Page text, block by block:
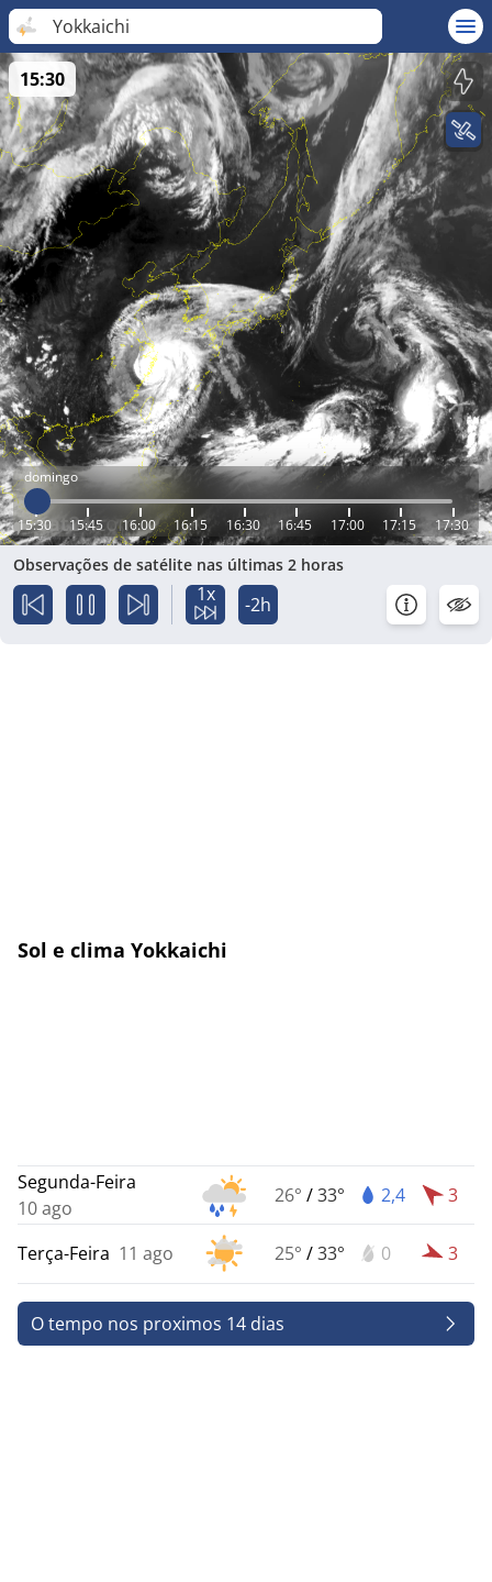
Yokkaichi
domingo
15:30 15:45 16:00 16:15 16:30 16:45 17:00 17:15 17:30
15:30
Observações de satélite nas últimas 2 horas
1x -2h
Sol e clima Yokkaichi
Segunda-Feira
10 ago
26° /33° 2,4 3
Terça-Feira 11 ago 25° /33° 0 3
O tempo nos proximos 14 dias